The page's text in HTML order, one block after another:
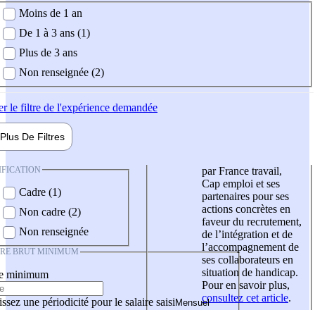
demandée
Moins de 1 an
De 1 à 3 ans (1)
Plus de 3 ans
Non renseignée (2)
le filtre de l'expérience demandée
Plus De Filtres
Cadre (1)
Non cadre (2)
Non renseignée
BRUT MINIMUM
minimum
une périodicité pour le salaire saisi
par France travail,
Cap emploi et ses
partenaires pour ses
actions concrètes en
faveur du recrutement,
de l’intégration et de
l’accompagnement de
ses collaborateurs en
situation de handicap.
Pour en savoir plus,
consultez cet article.